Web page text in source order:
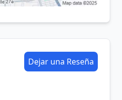
Dejar una Reseña